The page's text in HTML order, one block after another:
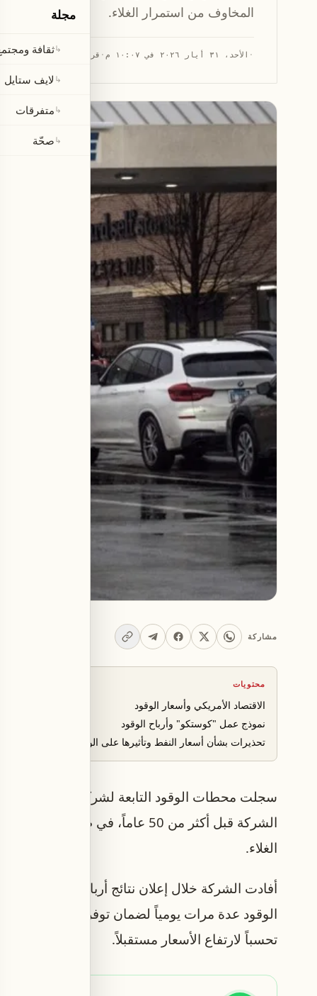
المخاوف من استمرار الغلاء.
· الأحد، ٣١ أيار ٢٠٢٦ في ١٠:٠٧ م · قراءة 2 دقيقتان
مشاركة
محتويات
الاقتصاد الأمريكي وأسعار الوقود
نموذج عمل "كوستكو" وأرباح الوقود
تحذيرات بشأن أسعار النفط وتأثيرها على الوقود
سجلت محطات الوقود التابعة لشركة "كوستكو"
الشركة قبل أكثر من 50 عاماً، في
الغلاء.
أفادت الشركة خلال إعلان نتائج أرباحها الفصلية
الوقود عدة مرات يومياً لضمان توفر الإمدادات، مع
تحسباً لارتفاع الأسعار مستقبلاً.
مجلة
↳ثقافة
↳ لايف ستايل
↳متفرقات
↳صحّة